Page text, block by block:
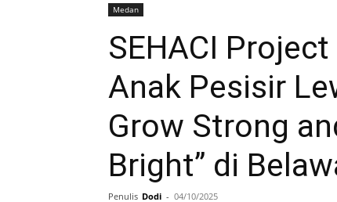
Medan
SEHACI
Anak Pesisir
Grow Strong
Bright” di
Penulis Dodi - 04/10/2025